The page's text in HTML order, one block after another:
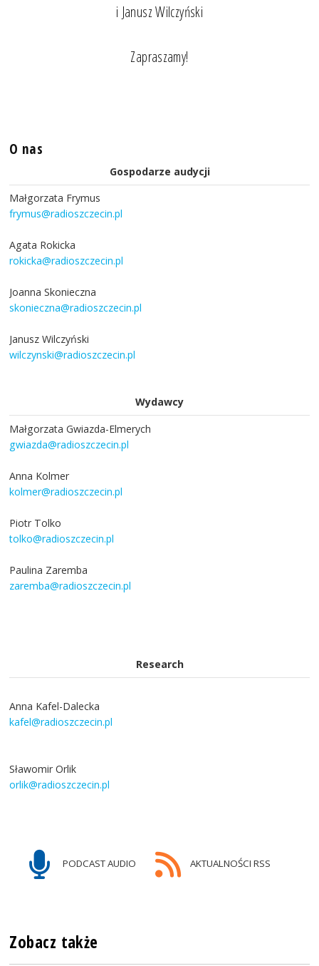
i Janusz Wilczyński
Zapraszamy!
O nas
Gospodarze audycji
Małgorzata Frymus
frymus@radioszczecin.pl
Agata Rokicka
rokicka@radioszczecin.pl
Joanna Skonieczna
skonieczna@radioszczecin.pl
Janusz Wilczyński
wilczynski@radioszczecin.pl
Wydawcy
Małgorzata Gwiazda-Elmerych
gwiazda@radioszczecin.pl
Anna Kolmer
kolmer@radioszczecin.pl
Piotr Tolko
tolko@radioszczecin.pl
Paulina Zaremba
zaremba@radioszczecin.pl
Research
Anna Kafel-Dalecka
kafel@radioszczecin.pl
Sławomir Orlik
orlik@radioszczecin.pl
PODCAST AUDIO AKTUALNOŚCI RSS
Zobacz także